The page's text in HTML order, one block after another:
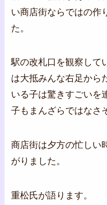
い商店街ならではの作
た。
駅の改札口を観察して
は大抵みんな右足から
いる子は驚きすごいを
子もまんざらではなさ
商店街は夕方の忙しい
がりました。
重松氏が語ります。